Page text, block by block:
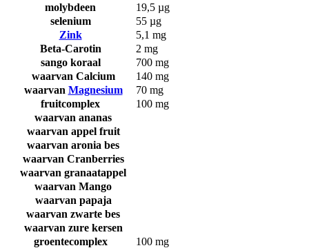
molybdeen
19,5 µg
selenium
55 µg
Zink
5,1 mg
Beta-Carotin
2 mg
sango koraal
700 mg
waarvan Calcium
140 mg
waarvan Magnesium
70 mg
fruitcomplex
100 mg
waarvan ananas
waarvan appel fruit
waarvan aronia bes
waarvan Cranberries
waarvan granaatappel
waarvan Mango
waarvan papaja
waarvan zwarte bes
waarvan zure kersen
groentecomplex
100 mg